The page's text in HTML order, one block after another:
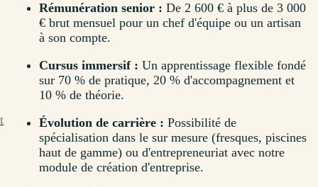
Rémunération senior : De 2 600 € à plus de 3 000
€ brut mensuel pour un chef d'équipe ou un artisan
à son compte.
Cursus immersif : Un apprentissage flexible fondé
sur 70 % de pratique, 20 % d'accompagnement et
10 % de théorie.
Évolution de carrière : Possibilité de
spécialisation dans le sur mesure (fresques, piscines
haut de gamme) ou d'entrepreneuriat avec notre
module de création d'entreprise.